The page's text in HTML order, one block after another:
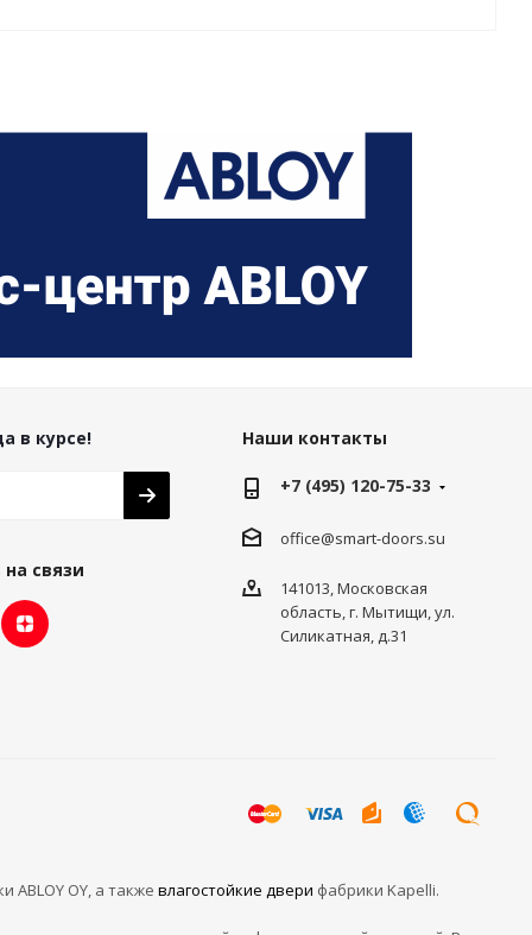
в курсе!
связи
Наши контакты
+7 (495) 120-75-33
office@smart-doors.su
141013, Московская
область, г. Мытищи, ул.
Силикатная, д.31
ABLOY OY, а также влагостойкие двери фабрики Kapelli.